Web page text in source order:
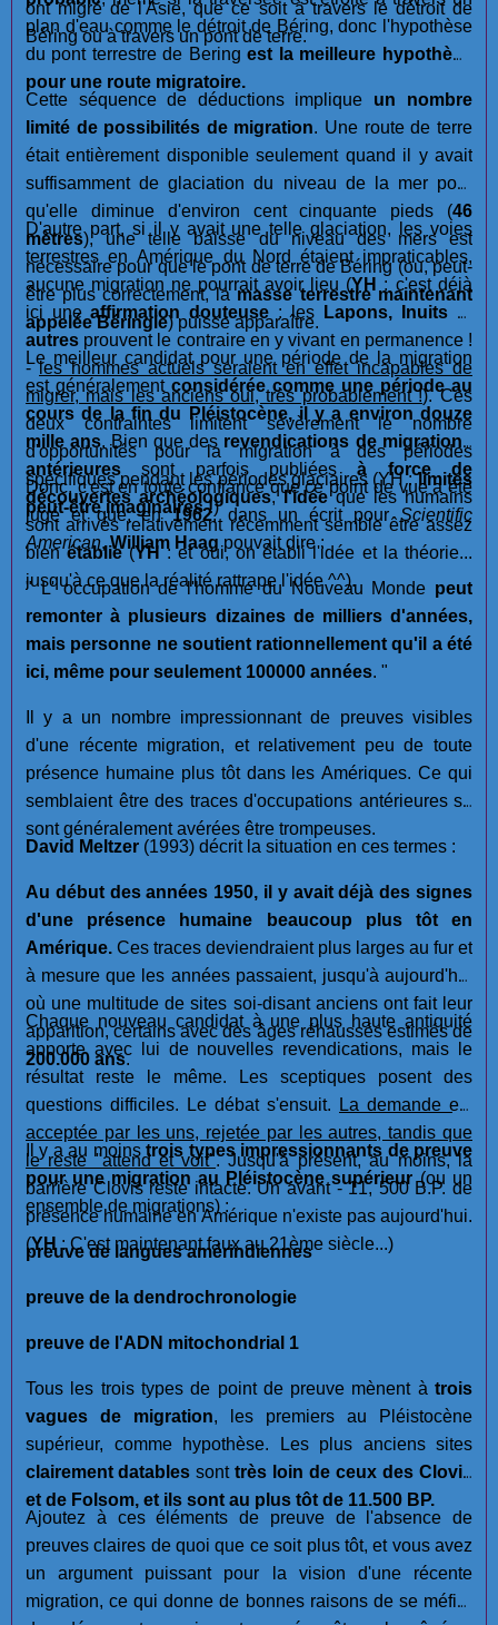
ont migré de l'Asie, que ce soit à travers le détroit de
Béring ou à travers un pont de terre.
plan d'eau comme le détroit de Béring, donc l'hypothèse
du pont terrestre de Bering est la meilleure hypothèse
pour une route migratoire.
Cette séquence de déductions implique un nombre
limité de possibilités de migration. Une route de terre
était entièrement disponible seulement quand il y avait
suffisamment de glaciation du niveau de la mer pour
qu'elle diminue d'environ cent cinquante pieds (46
mètres), une telle baisse du niveau des mers est
nécessaire pour que le pont de terre de Béring (ou, peut-
être plus correctement, lamasse terrestre maintenant
appelée Béringie) puisse apparaître.
D'autre part, si il y avait une telle glaciation, les voies
terrestres en Amérique du Nord étaient impraticables,
aucune migration ne pourrait avoir lieu (YH : c'est déjà
ici une affirmation douteuse : les Lapons, Inuits et
autres prouvent le contraire en y vivant en permanence !
-les hommes actuels seraient en effet incapables de
migrer, mais les anciens oui, très probablement !). Ces
deux contraintes limitent sévèrement le nombre
d'opportunités pour la migration à des périodes
spécifiques pendant les périodes glaciaires (YH :limites
peut-être imaginaires !)
Le meilleur candidat pour une période de la migration
est généralement considérée comme une période au
cours de la fin du Pléistocène, il y a environ douze
mille ans. Bien que des revendications de migrations
antérieures sont parfois publiées à force de
découvertes archéologiques,l'idéeque les humains
sont arrivés relativement récemment semble être assez
bienétablie(YH: et oui, on établi l'idée et la théorie...
jusqu'à ce que la réalité rattrape l'idée ^^).
Donc, c'est en toute confiance que ce point de vue a été
jugé et que, en1962, dans un écrit pourScientific
American,William Haagpouvait dire :
" L' occupation de l'homme du Nouveau Monde peut
remonter à plusieurs dizaines de milliers d'années,
mais personne ne soutient rationnellement qu'il a été
ici, même pour seulement 100000 années. "
Il y a un nombre impressionnant de preuves visibles
d'une récente migration, et relativement peu de toute
présence humaine plus tôt dans les Amériques. Ce qui
semblaient être des traces d'occupations antérieures se
sont généralement avérées être trompeuses.
David Meltzer (1993) décrit la situation en ces termes :
Au début des années 1950, il y avait déjà des signes
d'une présence humaine beaucoup plus tôt en
Amérique. Ces traces deviendraient plus larges au fur et
à mesure que les années passaient, jusqu'à aujourd'hui
où une multitude de sites soi-disant anciens ont fait leur
apparition, certains avec des âges réhaussés estimés de
200.000 ans.
Chaque nouveau candidat à une plus haute antiquité
apporte avec lui de nouvelles revendications, mais le
résultat reste le même. Les sceptiques posent des
questions difficiles. Le débat s'ensuit. La demande est
acceptée par les uns, rejetée par les autres, tandis que
le reste "attend et voit". Jusqu'à présent, au moins, la
barrière Clovis reste intacte. Un avant - 11, 500 B.P. de
présence humaine en Amérique n'existe pas aujourd'hui.
(YH: C'est maintenant faux au 21ème siècle...)
Il y a au moins trois types impressionnants de preuve
pour une migration au Pléistocène supérieur(ou un
ensemble de migrations) :
preuve de langues amérindiennes
preuve de la dendrochronologie
preuve de l'ADN mitochondrial 1
Tous les trois types de point de preuve mènent à trois
vagues de migration, les premiers au Pléistocène
supérieur, comme hypothèse. Les plus anciens sites
clairement datables sont très loin de ceux des Clovis
et de Folsom, et ils sont au plus tôt de 11.500 BP.
Ajoutez à ces éléments de preuve de l'absence de
preuves claires de quoi que ce soit plus tôt, et vous avez
un argument puissant pour la vision d'une récente
migration, ce qui donne de bonnes raisons de se méfier